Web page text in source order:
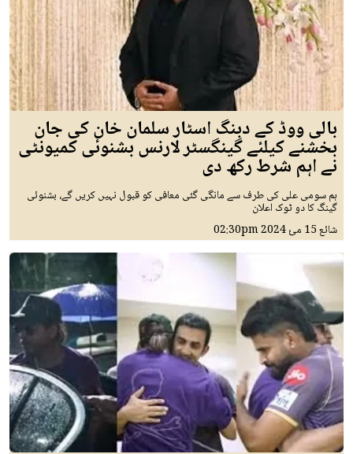
بالی ووڈ کے دبنگ اسٹار سلمان خان کی جان
بخشنے کیلئے گینگسٹر لارنس بشنوئی کمیونٹی
نے اہم شرط رکھ دی
ہم سومی علی کی طرف سے مانگی گئی معافی کو قبول نہیں کریں گے، بشنوئی
گینگ کا دو ٹوک اعلان
شائع15 مئ 2024 02:30pm